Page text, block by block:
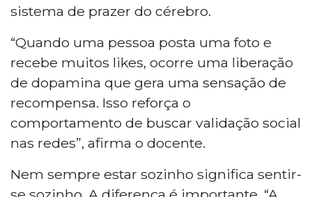
sistema de prazer do cérebro.
“Quando uma pessoa posta uma foto e
recebe muitos likes, ocorre uma liberação
de dopamina que gera uma sensação de
recompensa. Isso reforça o
comportamento de buscar validação social
nas redes”, afirma o docente.
Nem sempre estar sozinho significa sentir-